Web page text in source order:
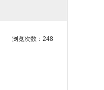
浏览次数：248